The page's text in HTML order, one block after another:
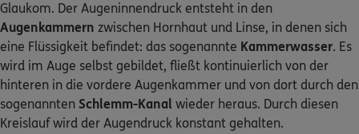
0800 / 3746 095
Mo–Sa 7–20 Uhr (gebührenfrei)
Glaukom. Der Augeninnendruck entsteht in den
Augenkammern zwischen Hornhaut und Linse, in denen sich
eine Flüssigkeit befindet: das sogenannte Kammerwasser. Es
wird im Auge selbst gebildet, fließt kontinuierlich von der
hinteren in die vordere Augenkammer und von dort durch den
sogenannten Schlemm-Kanal wieder heraus. Durch diesen
Kreislauf wird der Augendruck konstant gehalten.